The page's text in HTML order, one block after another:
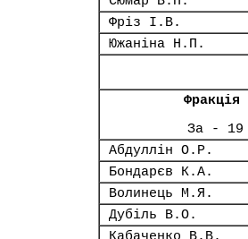
Фріз І.В.
Южаніна Н.П.
Фракція
За - 19
Абдуллін О.Р.
Бондарєв К.А.
Волинець М.Я.
Дубіль В.О.